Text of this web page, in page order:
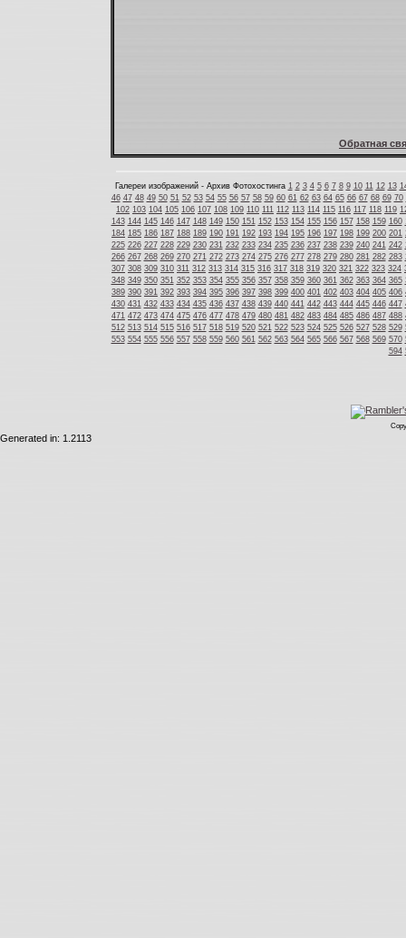
Обратная
Галереи изображений - Архив Фотохостинга 1 2 3 4 5 6 7 8 9 10 11 12 13
46 47 48 49 50 51 52 53 54 55 56 57 58 59 60 61 62 63 64 65 66 67 68 69 70
102 103 104 105 106 107 108 109 110 111 112 113 114 115 116 117 118 119
143 144 145 146 147 148 149 150 151 152 153 154 155 156 157 158 159 160
184 185 186 187 188 189 190 191 192 193 194 195 196 197 198 199 200 201
225 226 227 228 229 230 231 232 233 234 235 236 237 238 239 240 241 242
266 267 268 269 270 271 272 273 274 275 276 277 278 279 280 281 282 283
307 308 309 310 311 312 313 314 315 316 317 318 319 320 321 322 323 324
348 349 350 351 352 353 354 355 356 357 358 359 360 361 362 363 364 365
389 390 391 392 393 394 395 396 397 398 399 400 401 402 403 404 405 406
430 431 432 433 434 435 436 437 438 439 440 441 442 443 444 445 446 447
471 472 473 474 475 476 477 478 479 480 481 482 483 484 485 486 487 488
512 513 514 515 516 517 518 519 520 521 522 523 524 525 526 527 528 529
553 554 555 556 557 558 559 560 561 562 563 564 565 566 567 568 569 570
594
Generated in: 1.2113